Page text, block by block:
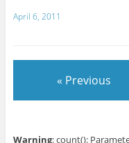
April 6, 2011
« Previous
Warning: count():